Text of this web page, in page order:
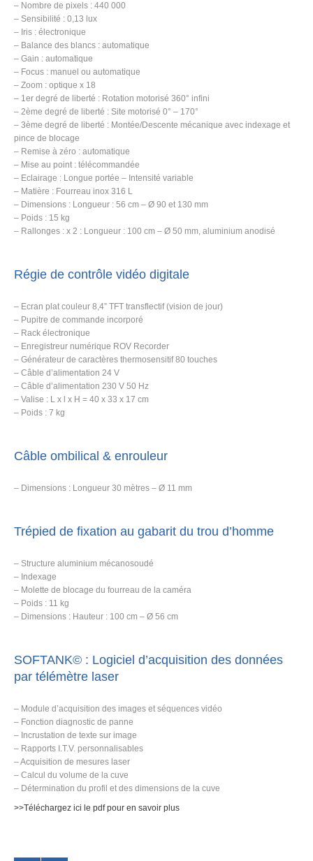
– Nombre de pixels : 440 000
– Sensibilité : 0,13 lux
– Iris : électronique
– Balance des blancs : automatique
– Gain : automatique
– Focus : manuel ou automatique
– Zoom : optique x 18
– 1er degré de liberté : Rotation motorisé 360° infini
– 2ème degré de liberté : Site motorisé 0° – 170°
– 3ème degré de liberté : Montée/Descente mécanique avec indexage et
pince de blocage
– Remise à zéro : automatique
– Mise au point : télécommandée
– Eclairage : Longue portée – Intensité variable
– Matière : Fourreau inox 316 L
– Dimensions : Longueur : 56 cm – Ø 90 et 130 mm
– Poids : 15 kg
– Rallonges : x 2 : Longueur : 100 cm – Ø 50 mm, aluminium anodisé
Régie de contrôle vidéo digitale
– Ecran plat couleur 8,4” TFT transflectif (vision de jour)
– Pupitre de commande incorporé
– Rack électronique
– Enregistreur numérique ROV Recorder
– Générateur de caractères thermosensitif 80 touches
– Câble d’alimentation 24 V
– Câble d’alimentation 230 V 50 Hz
– Valise : L x l x H = 40 x 33 x 17 cm
– Poids : 7 kg
Câble ombilical & enrouleur
– Dimensions : Longueur 30 mètres – Ø 11 mm
Trépied de fixation au gabarit du trou d’homme
– Structure aluminium mécanosoudé
– Indexage
– Molette de blocage du fourreau de la caméra
– Poids : 11 kg
– Dimensions : Hauteur : 100 cm – Ø 56 cm
SOFTANK© : Logiciel d’acquisition des données
par télémètre laser
– Module d’acquisition des images et séquences vidéo
– Fonction diagnostic de panne
– Incrustation de texte sur image
– Rapports I.T.V. personnalisables
– Acquisition de mesures laser
– Calcul du volume de la cuve
– Détermination du profil et des dimensions de la cuve
>>Téléchargez ici le pdf pour en savoir plus